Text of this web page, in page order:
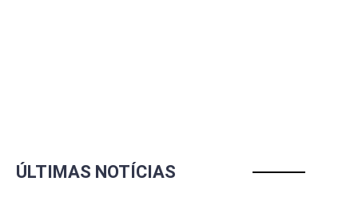
ÚLTIMAS NOTÍCIAS